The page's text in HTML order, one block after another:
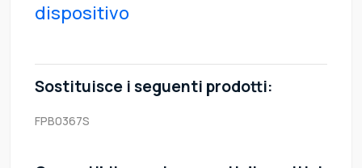
dispositivo
Sostituisce i seguenti prodotti:
FPB0367S